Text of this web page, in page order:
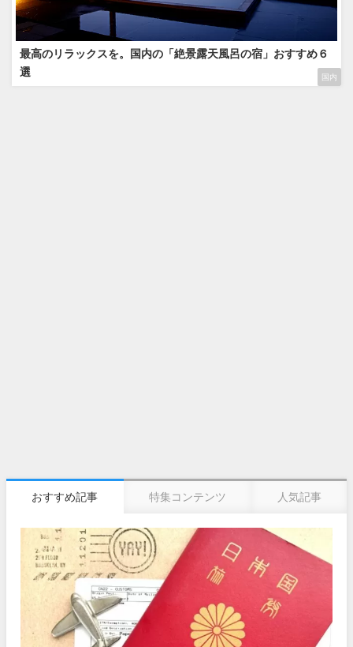
国内
最高のリラックスを。国内の「絶景露天風呂の宿」おすすめ６
選
おすすめ記事 特集コンテンツ 人気記事